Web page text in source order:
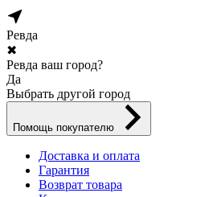
Ревда
✖
Ревда ваш город?
Да
Выбрать другой город
Помощь покупателю
Доставка и оплата
Гарантия
Возврат товара